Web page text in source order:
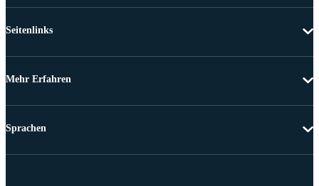
Seitenlinks
Mehr Erfahren
Sprachen